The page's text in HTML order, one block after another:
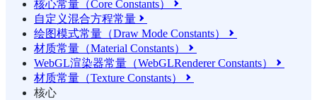
核心常量（Core Constants） 
自定义混合方程常量 
绘图模式常量（Draw Mode Constants） 
材质常量（Material Constants） 
WebGL渲染器常量（WebGLRenderer Constants） 
材质常量（Texture Constants） 
核心